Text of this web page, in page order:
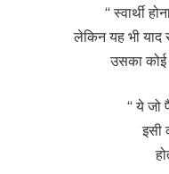
“ स्वार्थी
लेकिन यह भी याद
उसका कोई
“ ये जो
इसी